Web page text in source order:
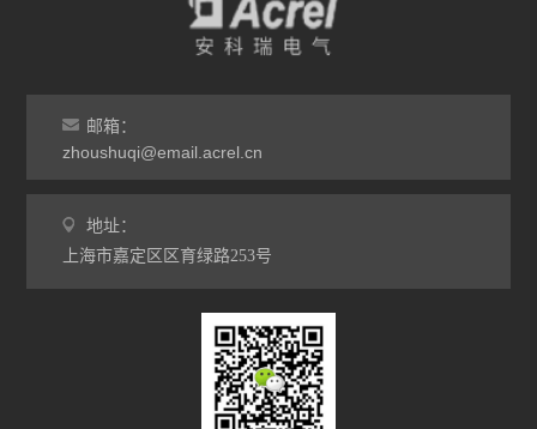
邮箱：
zhoushuqi@email.acrel.cn
地址：
上海市嘉定区区育绿路253号